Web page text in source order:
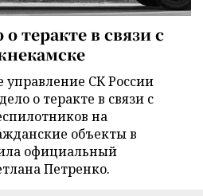
теракте в связи с
управление СК России
о теракте в связи с
на
объекты в
официальный
Петренко.